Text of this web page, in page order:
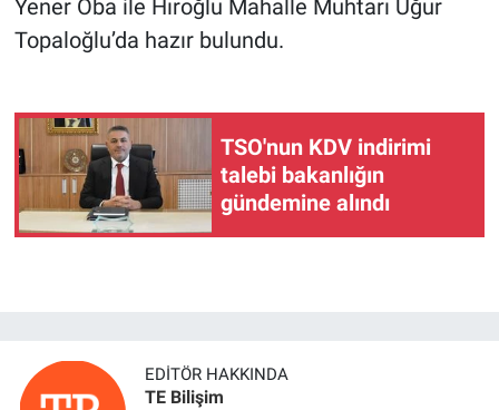
Yener Oba ile Hıroğlu Mahalle Muhtarı Uğur
Topaloğlu’da hazır bulundu.
TSO'nun KDV indirimi
talebi bakanlığın
gündemine alındı
EDITÖR HAKKINDA
TE Bilişim